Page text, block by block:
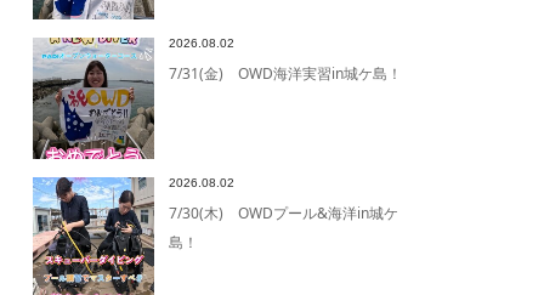
2026.08.02
7/31(金) OWD海洋実習in城ケ島！
2026.08.02
7/30(木) OWDプール&海洋in城ケ
島！